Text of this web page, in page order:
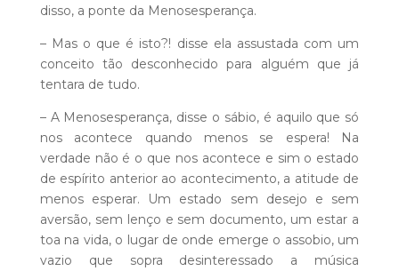
disso, a ponte da Menosesperança.
– Mas o que é isto?! disse ela assustada com um
conceito tão desconhecido para alguém que já
tentara de tudo.
– A Menosesperança, disse o sábio, é aquilo que só
nos acontece quando menos se espera! Na
verdade não é o que nos acontece e sim o estado
de espírito anterior ao acontecimento, a atitude de
menos esperar. Um estado sem desejo e sem
aversão, sem lenço e sem documento, um estar a
toa na vida, o lugar de onde emerge o assobio, um
vazio que sopra desinteressado a música